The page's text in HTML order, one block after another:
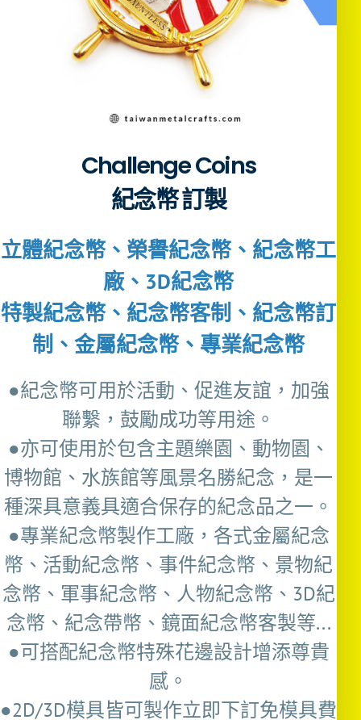
Challenge Coins
紀念幣 訂製
立體紀念幣、榮譽紀念幣、紀念幣工
廠、3D紀念幣
特製紀念幣、紀念幣客制、紀念幣訂
制、金屬紀念幣、專業紀念幣
●紀念幣可用於活動、促進友誼，加強
聯繫，鼓勵成功等用途。
●亦可使用於包含主題樂園、動物園、
博物館、水族館等風景名勝紀念，是一
種深具意義具適合保存的紀念品之一。
●專業紀念幣製作工廠，各式金屬紀念
幣、活動紀念幣、事件紀念幣、景物紀
念幣、軍事紀念幣、人物紀念幣、3D紀
念幣、紀念帶幣、鏡面紀念幣客製等...
●可搭配紀念幣特殊花邊設計增添尊貴
感。
●2D/3D模具皆可製作立即下訂免模具費